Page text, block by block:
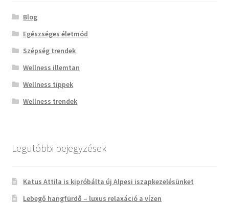
Blog
Egészséges életmód
Szépség trendek
Wellness illemtan
Wellness tippek
Wellness trendek
Legutóbbi bejegyzések
Katus Attila is kipróbálta új Alpesi iszapkezelésünket
Lebegő hangfürdő – luxus relaxáció a vízen